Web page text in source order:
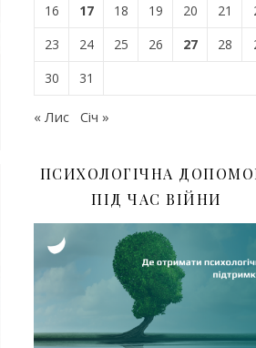
16
17 18 19 20 21
23
24 25 26 27 28
30
31
« Лис Січ »
ПСИХОЛОГІЧНА
ПІД ЧАС ВІЙНИ